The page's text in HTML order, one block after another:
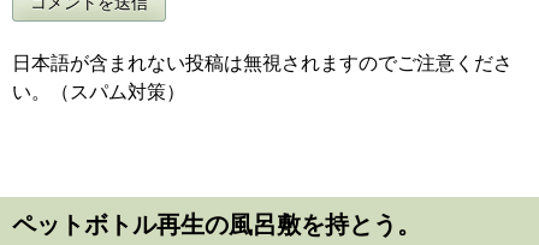
日本語が含まれない投稿は無視されますのでご注意くださ
い。（スパム対策）
ペットボトル再生の風呂敷を持とう。